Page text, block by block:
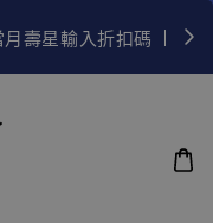
】可折抵200元！